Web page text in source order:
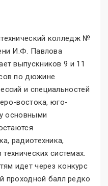
колледж №
И.Ф. Павлова
выпускников 9 и 11
по дюжине
и специальностей
востока, юго-
основными
радиотехника,
системах.
идет через конкурс
проходной балл редко